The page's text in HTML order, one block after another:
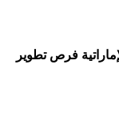
فرص تطوير